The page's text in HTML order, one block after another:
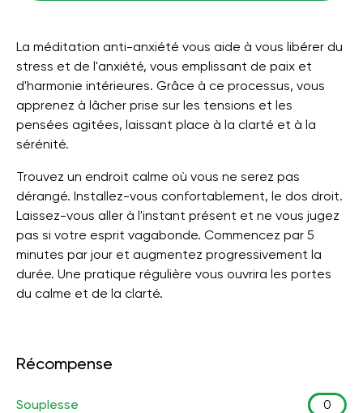
La méditation anti-anxiété vous aide à vous libérer du
stress et de l'anxiété, vous emplissant de paix et
d'harmonie intérieures. Grâce à ce processus, vous
apprenez à lâcher prise sur les tensions et les
pensées agitées, laissant place à la clarté et à la
sérénité.
Trouvez un endroit calme où vous ne serez pas
dérangé. Installez-vous confortablement, le dos droit.
Laissez-vous aller à l'instant présent et ne vous jugez
pas si votre esprit vagabonde. Commencez par 5
minutes par jour et augmentez progressivement la
durée. Une pratique régulière vous ouvrira les portes
du calme et de la clarté.
Récompense
Souplesse 0